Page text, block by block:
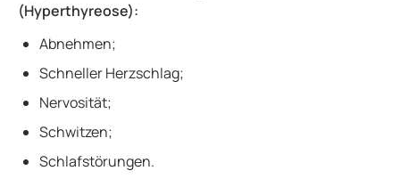
(Hyperthyreose):
Abnehmen;
Schneller Herzschlag;
Nervosität;
Schwitzen;
Schlafstörungen.